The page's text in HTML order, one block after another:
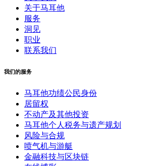
关于马耳他
服务
洞见
职业
联系我们
我们的服务
马耳他功绩公民身份
居留权
不动产及其他投资
马耳他个人税务与遗产规划
风险与合规
喷气机与游艇
金融科技与区块链